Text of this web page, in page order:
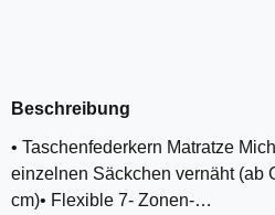
Beschreibung
• Taschenfederkern Matratze
einzelnen Säckchen vernäht (ab
cm)• Flexible 7- Zonen-…